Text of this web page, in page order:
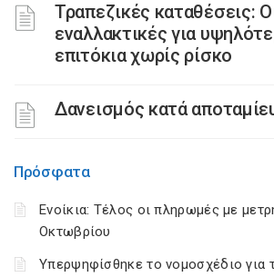
Τραπεζικές καταθέσεις:
εναλλακτικές για
επιτόκια χωρίς ρίσκο
Δανεισμός κατά
Πρόσφατα
Ενοίκια: Τέλος οι πληρωμές με
Οκτωβρίου
Υπερψηφίσθηκε το νομοσχέδιο για